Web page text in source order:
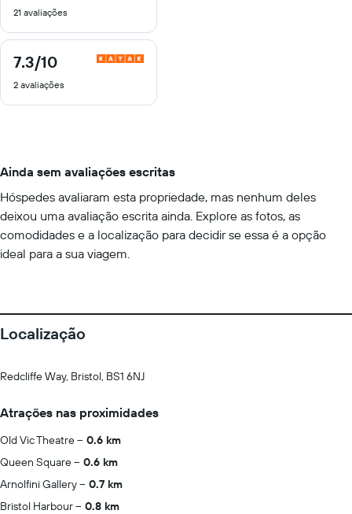
10
21 avaliações
7.3/10
7.3
10
2 avaliações
Ainda sem avaliações escritas
Hóspedes avaliaram esta propriedade, mas nenhum deles
deixou uma avaliação escrita ainda. Explore as fotos, as
comodidades e a localização para decidir se essa é a opção
ideal para a sua viagem.
Localização
Redcliffe Way, Bristol, BS1 6NJ
Atrações nas proximidades
Old Vic Theatre
0.6 km
Queen Square
0.6 km
Arnolfini Gallery
0.7 km
Bristol Harbour
0.8 km